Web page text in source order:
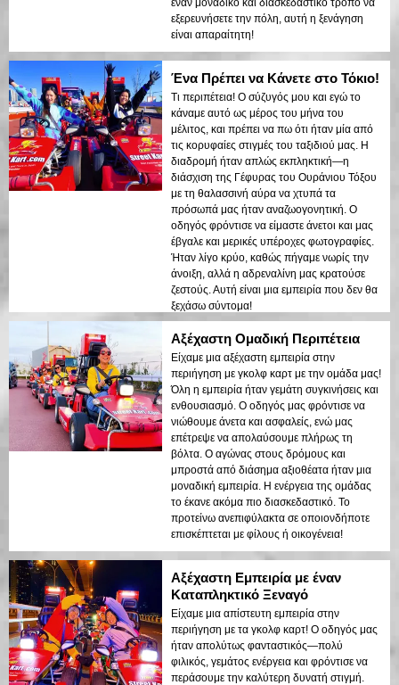
εξερευνήσετε την πόλη, αυτή η ξενάγηση
είναι απαραίτητη!
Ένα Πρέπει να Κάνετε στο Τόκιο!
Τι περιπέτεια! Ο σύζυγός μου και εγώ το
κάναμε αυτό ως μέρος του μήνα του
μέλιτος, και πρέπει να πω ότι ήταν μία από
τις κορυφαίες στιγμές του ταξιδιού μας. Η
διαδρομή ήταν απλώς εκπληκτική—η
διάσχιση της Γέφυρας του Ουράνιου Τόξου
με τη θαλασσινή αύρα να χτυπά τα
πρόσωπά μας ήταν αναζωογονητική. Ο
οδηγός φρόντισε να είμαστε άνετοι και μας
έβγαλε και μερικές υπέροχες φωτογραφίες.
Ήταν λίγο κρύο, καθώς πήγαμε νωρίς την
άνοιξη, αλλά η αδρεναλίνη μας κρατούσε
ζεστούς. Αυτή είναι μια εμπειρία που δεν θα
ξεχάσω σύντομα!
Αξέχαστη Ομαδική Περιπέτεια
Είχαμε μια αξέχαστη εμπειρία στην
περιήγηση με γκολφ καρτ με την ομάδα μας!
Όλη η εμπειρία ήταν γεμάτη συγκινήσεις και
ενθουσιασμό. Ο οδηγός μας φρόντισε να
νιώθουμε άνετα και ασφαλείς, ενώ μας
επέτρεψε να απολαύσουμε πλήρως τη
βόλτα. Ο αγώνας στους δρόμους και
μπροστά από διάσημα αξιοθέατα ήταν μια
μοναδική εμπειρία. Η ενέργεια της ομάδας
το έκανε ακόμα πιο διασκεδαστικό. Το
προτείνω ανεπιφύλακτα σε οποιονδήποτε
επισκέπτεται με φίλους ή οικογένεια!
Αξέχαστη Εμπειρία με έναν
Καταπληκτικό Ξεναγό
Είχαμε μια απίστευτη εμπειρία στην
περιήγηση με τα γκολφ καρτ! Ο οδηγός μας
ήταν απολύτως φανταστικός—πολύ
φιλικός, γεμάτος ενέργεια και φρόντισε να
περάσουμε την καλύτερη δυνατή στιγμή.